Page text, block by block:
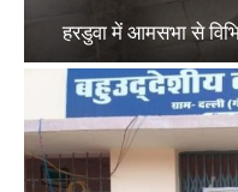
हरडुवा में आमसभा से